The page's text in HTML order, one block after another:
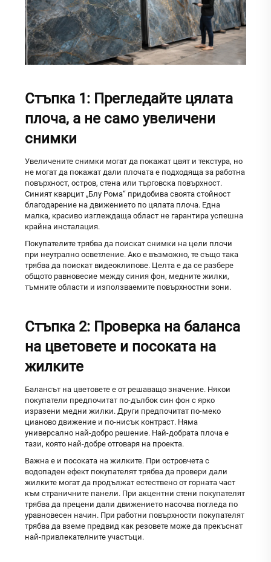
Стъпка 1: Прегледайте цялата
плоча, а не само увеличени
снимки
Увеличените снимки могат да покажат цвят и текстура, но
не могат да покажат дали плочата е подходяща за работна
повърхност, остров, стена или търговска повърхност.
Синият кварцит „Блу Рома“ придобива своята стойност
благодарение на движението по цялата плоча. Една
малка, красиво изглеждаща област не гарантира успешна
крайна инсталация.
Покупателите трябва да поискат снимки на цели плочи
при неутрално осветление. Ако е възможно, те също така
трябва да поискат видеоклипове. Целта е да се разбере
общото равновесие между синия фон, медните жилки,
тъмните области и използваемите повърхностни зони.
Стъпка 2: Проверка на баланса
на цветовете и посоката на
жилките
Балансът на цветовете е от решаващо значение. Някои
покупатели предпочитат по-дълбок син фон с ярко
изразени медни жилки. Други предпочитат по-меко
цианово движение и по-нисък контраст. Няма
универсално най-добро решение. Най-добрата плоча е
тази, която най-добре отговаря на проекта.
Важна е и посоката на жилките. При островчета с
водопаден ефект покупателят трябва да провери дали
жилките могат да продължат естествено от горната част
към страничните панели. При акцентни стени покупателят
трябва да прецени дали движението насочва погледа по
уравновесен начин. При работни повърхности покупателят
трябва да вземе предвид как резовете може да прекъснат
най-привлекателните участъци.